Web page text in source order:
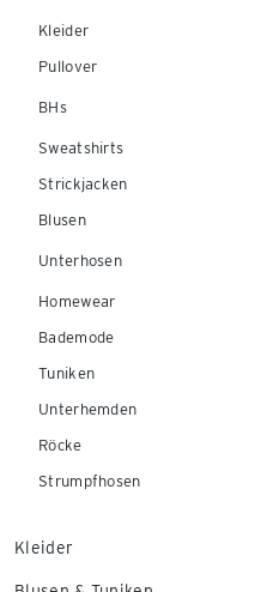
Kleider
Pullover
BHs
Sweatshirts
Strickjacken
Blusen
Unterhosen
Homewear
Bademode
Tuniken
Unterhemden
Röcke
Strumpfhosen
Kleider